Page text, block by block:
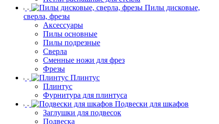
Пилы дисковые,
сверла, фрезы
Аксессуары
Пилы основные
Пилы подрезные
Сверла
Сменные ножи для фрез
Фрезы
Плинтус
Плинтус
Фурнитура для плинтуса
Подвески для шкафов
Заглушки для подвесок
Подвеска